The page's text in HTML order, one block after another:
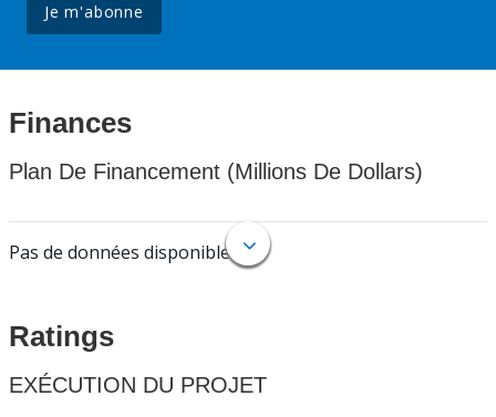
Je m'abonne
Finances
Plan De Financement (Millions De Dollars)
Pas de données disponibles.
Ratings
EXÉCUTION DU PROJET